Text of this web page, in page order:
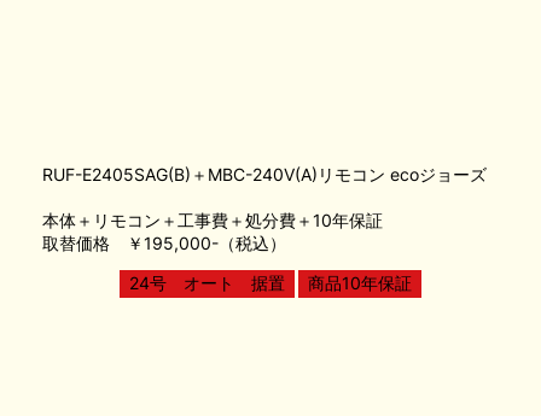
RUF-E2405SAG(B)＋MBC-240V(A)リモコン ecoジョーズ
本体＋リモコン＋工事費＋処分費＋10年保証
取替価格 ￥195,000-（税込）
24号 オート 据置
商品10年保証